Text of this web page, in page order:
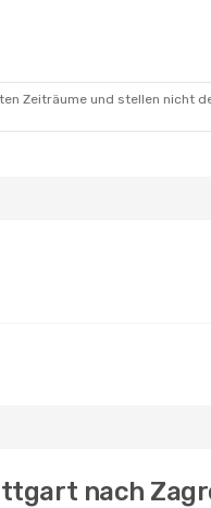
Zeiträume und stellen nicht
nach